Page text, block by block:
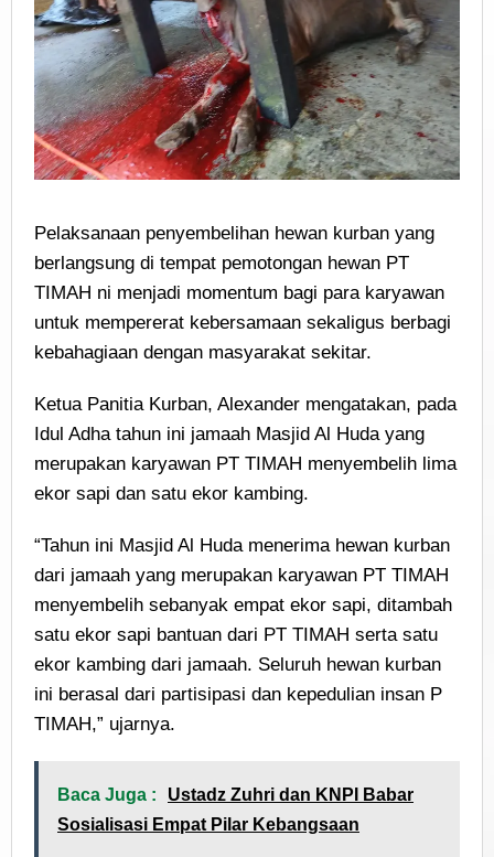
Pelaksanaan penyembelihan hewan kurban yang
berlangsung di tempat pemotongan hewan PT
TIMAH ni menjadi momentum bagi para karyawan
untuk mempererat kebersamaan sekaligus berbagi
kebahagiaan dengan masyarakat sekitar.
Ketua Panitia Kurban, Alexander mengatakan, pada
Idul Adha tahun ini jamaah Masjid Al Huda yang
merupakan karyawan PT TIMAH menyembelih lima
ekor sapi dan satu ekor kambing.
“Tahun ini Masjid Al Huda menerima hewan kurban
dari jamaah yang merupakan karyawan PT TIMAH
menyembelih sebanyak empat ekor sapi, ditambah
satu ekor sapi bantuan dari PT TIMAH serta satu
ekor kambing dari jamaah. Seluruh hewan kurban
ini berasal dari partisipasi dan kepedulian insan P
TIMAH,” ujarnya.
Baca Juga :
Ustadz Zuhri dan KNPI Babar
Sosialisasi Empat Pilar Kebangsaan